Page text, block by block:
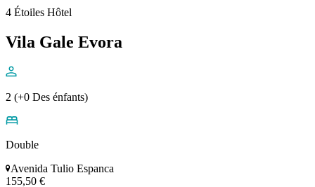
4 Étoiles Hôtel
Vila Gale Evora
2 (+0 Des énfants)
Double
Avenida Tulio Espanca
155,50 €